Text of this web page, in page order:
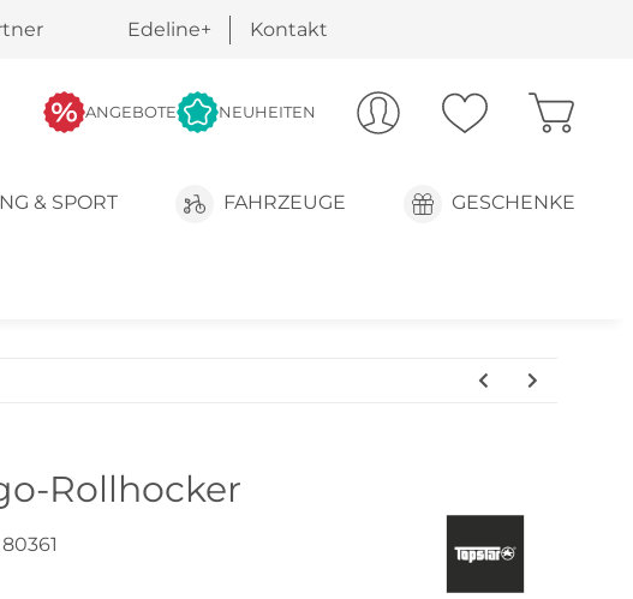
Edeline+ Kontakt
ANGEBOTE NEUHEITEN
& SPORT FAHRZEUGE GESCHENKE
Rollhocker
80361